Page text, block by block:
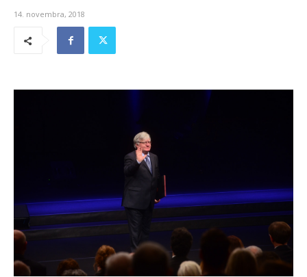
14. novembra, 2018